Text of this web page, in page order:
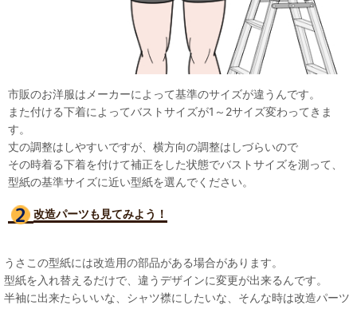
市販のお洋服はメーカーによって基準のサイズが違うんです。
また付ける下着によってバストサイズが1～2サイズ変わってきま
す。
丈の調整はしやすいですが、横方向の調整はしづらいので
その時着る下着を付けて補正をした状態でバストサイズを測って、
型紙の基準サイズに近い型紙を選んでください。
改造パーツも見てみよう！
うさこの型紙には改造用の部品がある場合があります。
型紙を入れ替えるだけで、違うデザインに変更が出来るんです。
半袖に出来たらいいな、シャツ襟にしたいな、そんな時は改造パーツ